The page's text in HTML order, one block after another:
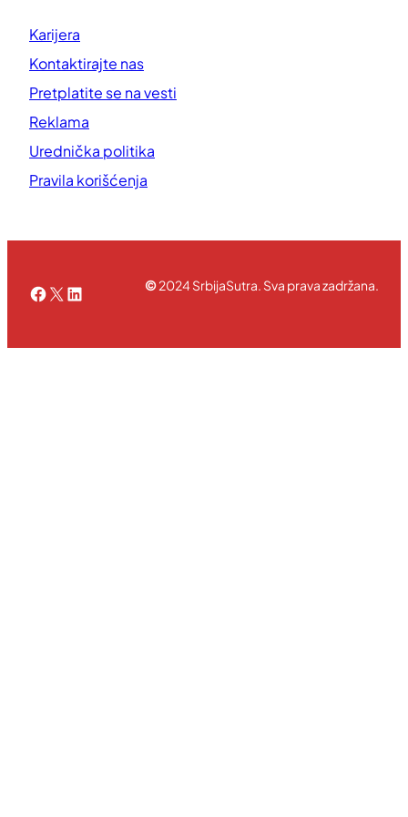
Karijera
Kontaktirajte nas
Pretplatite se na vesti
Reklama
Urednička politika
Pravila korišćenja
Facebook
X LinkedIn©2024 SrbijaSutra. Sva prava zadržana.